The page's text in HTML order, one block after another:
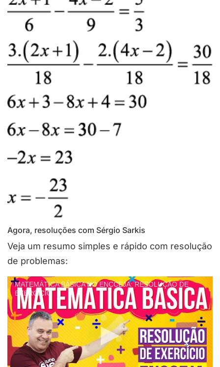
Agora, resoluções com Sérgio Sarkis
Veja um resumo simples e rápido com resolução
de problemas:
MATEMÁTICA BÁSICA NO ENCCEJA: RESOLUÇÃO DE
EXERCÍCIO